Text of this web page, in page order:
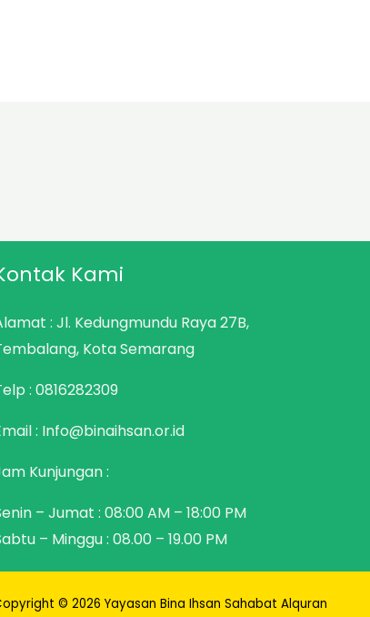
Kami
: Jl. Kedungmundu Raya 27B,
Kota Semarang
: 0816282309
: Info@binaihsan.or.id
Kunjungan :
– Jumat : 08:00 AM – 18:00 PM
– Minggu : 08.00 – 19.00 PM
© 2026 Yayasan Bina Ihsan Sahabat Alquran